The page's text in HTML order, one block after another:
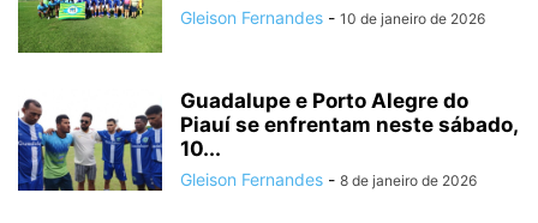
Gleison Fernandes - 10 de janeiro de 2026
Guadalupe e Porto Alegre do
Piauí se enfrentam neste sábado,
10...
Gleison Fernandes - 8 de janeiro de 2026